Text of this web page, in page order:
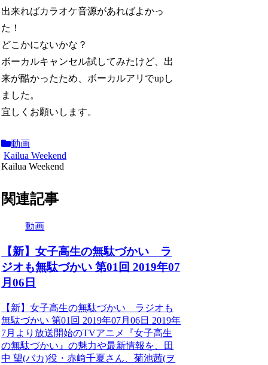
出来ればカラオケ音源があればよかっ
た！
どこかにないかな？
ボーカルキャンセル試してみたけど、出
来が酷かったため、ボーカルアリでupし
ました。
宜しくお願いします。
動画
Kailua Weekend
Kailua Weekend
関連記事
動画
【新】女子高生の無駄づかい ラ
ジオも無駄づかい 第01回 2019年07
月06日
【新】女子高生の無駄づかい ラジオも
無駄づかい 第01回 2019年07月06日 2019年
7月より放送開始のTVアニメ『女子高生
の無駄づかい』の魅力や最新情報を、田
中 望(バカ)役・赤﨑千夏さん、菊池茜(ヲ